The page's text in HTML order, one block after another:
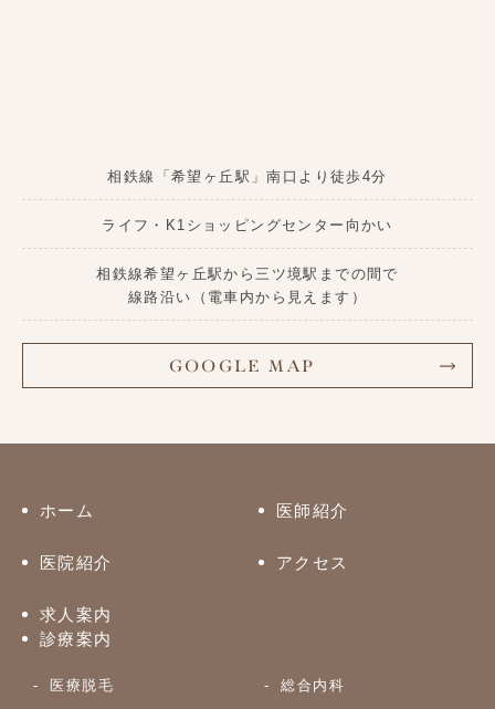
相鉄線「希望ヶ丘駅」南口より徒歩4分
ライフ・K1ショッピングセンター向かい
相鉄線希望ヶ丘駅から三ツ境駅までの間で
線路沿い
（電車内から見えます）
GOOGLE MAP
ホーム 医師紹介
医院紹介 アクセス
求人案内
診療案内
医療脱毛 総合内科